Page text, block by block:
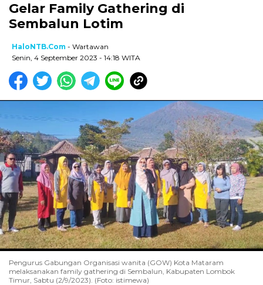
Gelar Family Gathering di
Sembalun Lotim
HaloNTB.com - Wartawan
Senin, 4 September 2023 - 14:18 WITA
Pengurus Gabungan Organisasi wanita (GOW) Kota Mataram
melaksanakan family gathering di Sembalun, Kabupaten Lombok
Timur, Sabtu (2/9/2023). (Foto: istimewa)